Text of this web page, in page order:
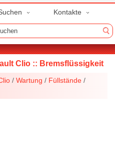
Kontakte
Clio :: Bremsflüssigkeit
/Wartung / Füllstände /